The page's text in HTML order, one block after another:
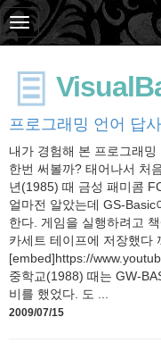
프로그래밍 언어 답
내가 경험해 본 프로그래밍
한번 써볼까? 태어나서 처
년(1985) 때 금성 패미콤
얼마전 알았는데 GS-
한다. 게임을 실행하려고
카세트 테이프에 저장했다
[embed]https://
중학교(1988) 때는 GW-
비를 했었다. 도 ...
2009/07/15